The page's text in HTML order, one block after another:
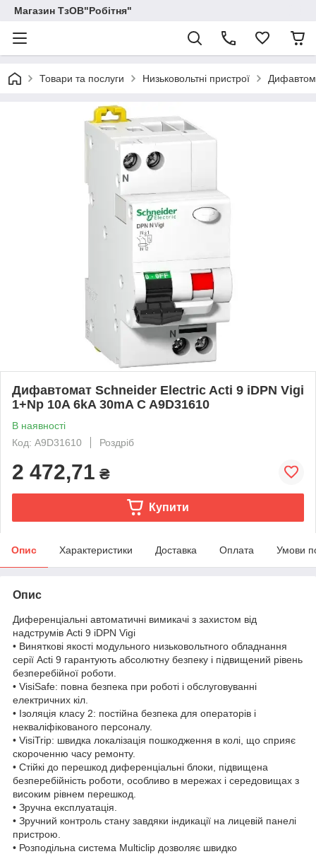
Магазин ТзОВ"Робітня"
Товари та послуги Низьковольтні пристрої
Дифавтомат Schneider Electric Acti 9 iDPN Vigi
1+Np 10A 6kA 30mA C A9D31610
В наявності
Код: A9D31610
Роздріб
2 472,71 ₴
Купити
Опис Характеристики Доставка Оплата Умови
Опис
Диференціальні автоматичні вимикачі з захистом від
надструмів Acti 9 iDPN Vigi
• Виняткові якості модульного низьковольтного обладнання
серії Acti 9 гарантують абсолютну безпеку і підвищений рівень
безперебійної роботи.
• VisiSafe: повна безпека при роботі і обслуговуванні
електричних кіл.
• Ізоляція класу 2: постійна безпека для операторів і
некваліфікованого персоналу.
• VisiTrip: швидка локалізація пошкодження в колі, що сприяє
скороченню часу ремонту.
• Стійкі до перешкод диференціальні блоки, підвищена
безперебійність роботи, особливо в мережах і середовищах з
високим рівнем перешкод.
• Зручна експлуатація.
• Зручний контроль стану завдяки індикації на лицевій панелі
пристрою.
• Розподільна система Multiclip дозволяє швидко